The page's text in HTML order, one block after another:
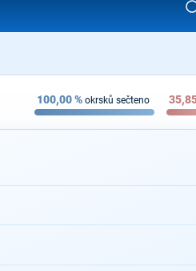
100,00% okrsků sečteno